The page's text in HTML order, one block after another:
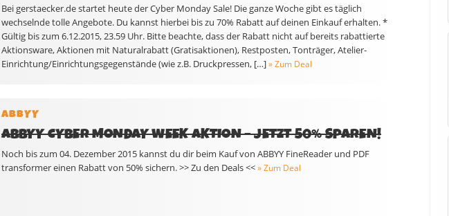
Bei gerstaecker.de startet heute der Cyber Monday Sale! Die ganze Woche gibt es täglich
wechselnde tolle Angebote. Du kannst hierbei bis zu 70% Rabatt auf deinen Einkauf erhalten. *
Gültig bis zum 6.12.2015, 23.59 Uhr. Bitte beachte, dass der Rabatt nicht auf bereits rabattierte
Aktionsware, Aktionen mit Naturalrabatt (Gratisaktionen), Restposten, Tonträger, Atelier-
Einrichtung/Einrichtungsgegenstände (wie z.B. Druckpressen, […] » Zum Deal
ABBYY
ABBYY CYBER MONDAY WEEK AKTION – JETZT 50% SPAREN!
Noch bis zum 04. Dezember 2015 kannst du dir beim Kauf von ABBYY FineReader und PDF
transformer einen Rabatt von 50% sichern. >> Zu den Deals << » Zum Deal